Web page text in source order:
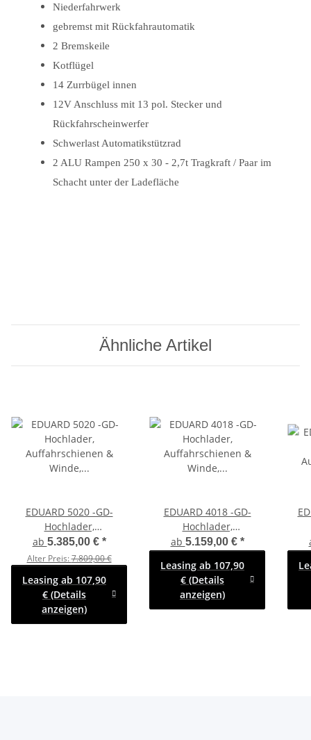
Niederfahrwerk
gebremst mit Rückfahrautomatik
2 Bremskeile
Kotflügel
14 Zurrbügel innen
12V Anschluss mit 13 pol. Stecker und
Rückfahrscheinwerfer
Schwerlast Automatikstützrad
2 ALU Rampen 250 x 30 - 2,7t Tragkraft / Paar im
Schacht unter der Ladefläche
Ähnliche Artikel
EDUARD 5020 -GD-
Hochlader,
Auffahrschienen &
Winde, Bordwände 30cm
-3000kg- Lfh: 56cm
-195/55R10
ab 5.385,00 € *
Alter Preis:7.809,00 €
Leasing ab 107,90
€ (Details
anzeigen)
EDUARD 4018 -GD-
Hochlader,
Auffahrschienen &
Winde, Bordwände 30cm
-2700kg- Lfh: 63cm
-195/50R13 mit
Hochplane SP-Line -
Heckrollo
ab 5.159,00 € *
Leasing ab 107,90
€ (Details
anzeigen)
-